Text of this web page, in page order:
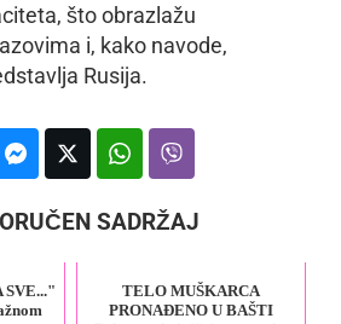
što obrazlažu
i, kako navode,
Rusija.
SADRŽAJ
SVE..."
TELO MUŠKARCA
PRONAĐENO U BAŠTI